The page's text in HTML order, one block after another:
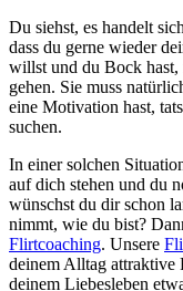
Du siehst, es handelt
dass du gerne wieder
willst und du Bock hast,
gehen. Sie muss
eine Motivation hast,
suchen.
In einer solchen
auf dich stehen und du
wünschst du dir schon
nimmt, wie du bist?
Flirtcoaching. Unsere
deinem Alltag attraktive
deinem Liebesleben